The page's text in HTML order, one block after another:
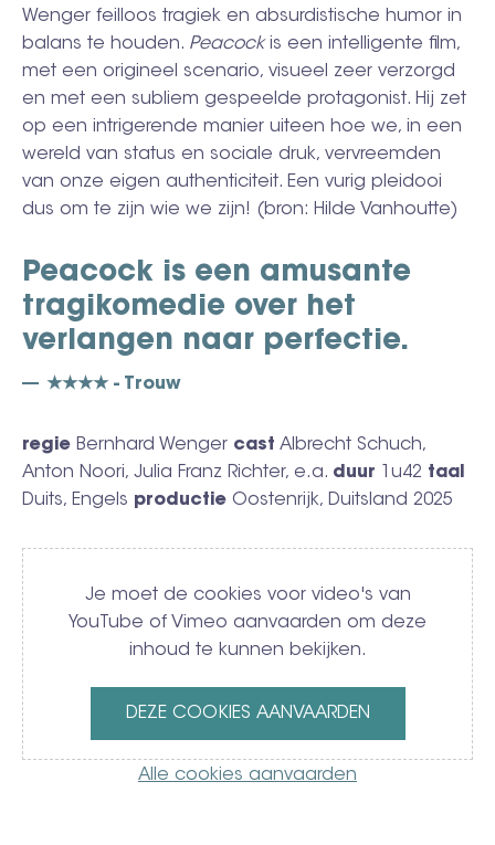
Wenger feilloos tragiek en absurdistische humor in
balans te houden. Peacockis een intelligente film,
met een origineel scenario, visueel zeer verzorgd
en met een subliem gespeelde protagonist. Hij zet
op een intrigerende manier uiteen hoe we, in een
wereld van status en sociale druk, vervreemden
van onze eigen authenticiteit. Een vurig pleidooi
dus om te zijn wie we zijn! (bron: Hilde Vanhoutte)
Peacock is een amusante
tragikomedie over het
verlangen naar perfectie.
★★★★ - Trouw
regie Bernhard Wenger cast Albrecht Schuch,
Anton Noori, Julia Franz Richter, e.a. duur 1u42 taal
Duits, Engels productie Oostenrijk, Duitsland 2025
Video
Je moet de cookies voor video's van
YouTube of Vimeo aanvaarden om deze
inhoud te kunnen bekijken.
DEZE COOKIES AANVAARDEN
Alle cookies aanvaarden